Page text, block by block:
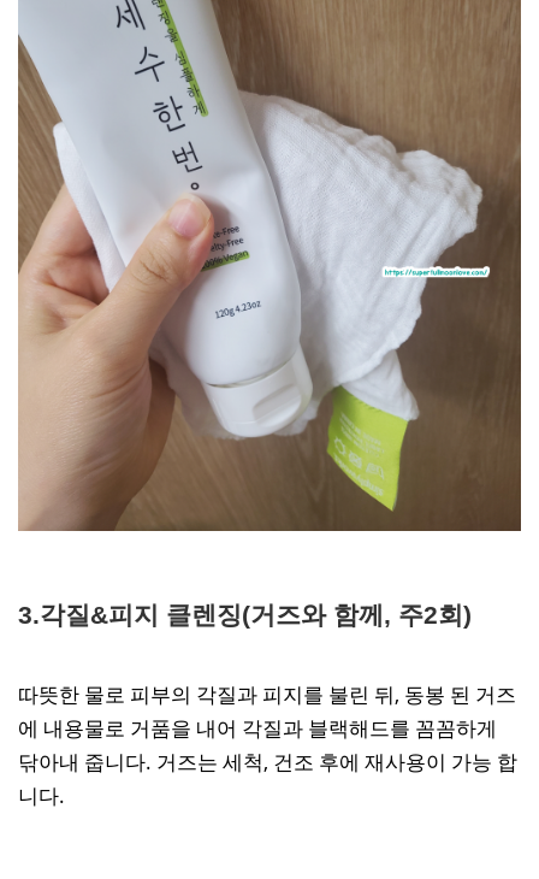
3.각질&피지 클렌징(거즈와 함께, 주2회)
따뜻한 물로 피부의 각질과 피지를 불린 뒤, 동봉 된 거즈
에 내용물로 거품을 내어 각질과 블랙해드를 꼼꼼하게
닦아내 줍니다. 거즈는 세척, 건조 후에 재사용이 가능 합
니다.